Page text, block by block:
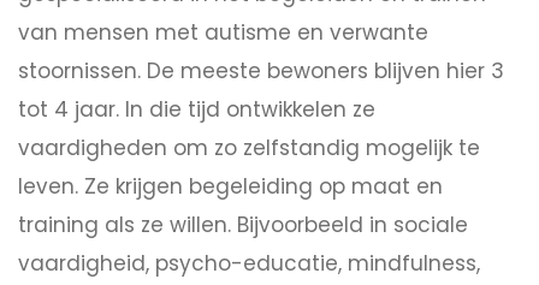
van mensen met autisme en verwante
stoornissen. De meeste bewoners blijven hier 3
tot 4 jaar. In die tijd ontwikkelen ze
vaardigheden om zo zelfstandig mogelijk te
leven. Ze krijgen begeleiding op maat en
training als ze willen. Bijvoorbeeld in sociale
vaardigheid, psycho-educatie, mindfulness,